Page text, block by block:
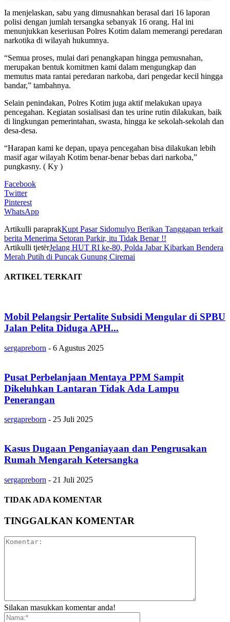
Ia menjelaskan, sabu yang dimusnahkan berasal dari 16 laporan
polisi dengan jumlah tersangka sebanyak 16 orang. Hal ini
menunjukkan keseriusan Polres Kotim dalam memerangi peredaran
narkotika di wilayah hukumnya.
“Semua proses, mulai dari penangkapan hingga pemusnahan,
merupakan bentuk komitmen kami dalam mengungkap dan
memutus mata rantai peredaran narkoba, dari pengedar kecil hingga
bandar,” tambahnya.
Selain penindakan, Polres Kotim juga aktif melakukan upaya
pencegahan. Kegiatan sosialisasi dan tes urine rutin dilakukan, baik
di lingkungan pemerintahan, swasta, hingga ke sekolah-sekolah dan
desa-desa.
“Harapan kami ke depan, upaya pencegahan bisa dilakukan lebih
masif agar wilayah Kotim benar-benar bebas dari narkoba,”
pungkasny. ( Ky )
Facebook
Twitter
Pinterest
WhatsApp
Artikulli paraprakKupt Pasar Sidomulyo Berikan Tanggapan terkait
berita Menerima Setoran Parkir, itu Tidak Benar !!
Artikulli tjetërJelang HUT RI ke-80, Polda Jabar Kibarkan Bendera
Merah Putih di Puncak Gunung Ciremai
ARTIKEL TERKAIT
Mobil Pelangsir Pertalite Subsidi Mengular di SPBU
Jalan Pelita Diduga APH...
sergapreborn - 6 Agustus 2025
Pusat Perbelanjaan Mentaya PPM Sampit
Dikeluhkan Lantaran Tidak Ada Lampu
Penerangan
sergapreborn - 25 Juli 2025
Kasus Dugaan Penganiayaan dan Pengrusakan
Rumah Mengarah Ketersangka
sergapreborn - 21 Juli 2025
TIDAK ADA KOMENTAR
TINGGALKAN KOMENTAR
Silakan masukkan komentar anda!